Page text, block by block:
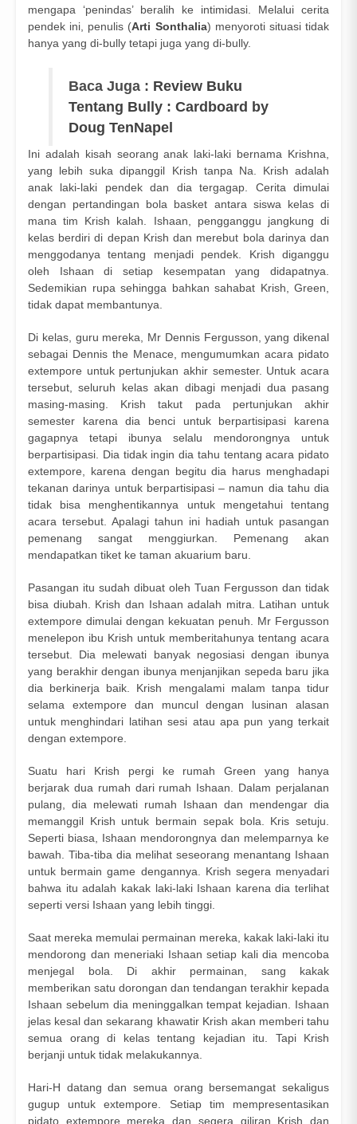
mengapa ‘penindas’ beralih ke intimidasi. Melalui cerita
pendek ini, penulis (Arti Sonthalia) menyoroti situasi tidak
hanya yang di-bully tetapi juga yang di-bully.
Baca Juga : Review Buku
Tentang Bully : Cardboard by
Doug TenNapel
Ini adalah kisah seorang anak laki-laki bernama Krishna,
yang lebih suka dipanggil Krish tanpa Na. Krish adalah
anak laki-laki pendek dan dia tergagap. Cerita dimulai
dengan pertandingan bola basket antara siswa kelas di
mana tim Krish kalah. Ishaan, pengganggu jangkung di
kelas berdiri di depan Krish dan merebut bola darinya dan
menggodanya tentang menjadi pendek. Krish diganggu
oleh Ishaan di setiap kesempatan yang didapatnya.
Sedemikian rupa sehingga bahkan sahabat Krish, Green,
tidak dapat membantunya.
Di kelas, guru mereka, Mr Dennis Fergusson, yang dikenal
sebagai Dennis the Menace, mengumumkan acara pidato
extempore untuk pertunjukan akhir semester. Untuk acara
tersebut, seluruh kelas akan dibagi menjadi dua pasang
masing-masing. Krish takut pada pertunjukan akhir
semester karena dia benci untuk berpartisipasi karena
gagapnya tetapi ibunya selalu mendorongnya untuk
berpartisipasi. Dia tidak ingin dia tahu tentang acara pidato
extempore, karena dengan begitu dia harus menghadapi
tekanan darinya untuk berpartisipasi – namun dia tahu dia
tidak bisa menghentikannya untuk mengetahui tentang
acara tersebut. Apalagi tahun ini hadiah untuk pasangan
pemenang sangat menggiurkan. Pemenang akan
mendapatkan tiket ke taman akuarium baru.
Pasangan itu sudah dibuat oleh Tuan Fergusson dan tidak
bisa diubah. Krish dan Ishaan adalah mitra. Latihan untuk
extempore dimulai dengan kekuatan penuh. Mr Fergusson
menelepon ibu Krish untuk memberitahunya tentang acara
tersebut. Dia melewati banyak negosiasi dengan ibunya
yang berakhir dengan ibunya menjanjikan sepeda baru jika
dia berkinerja baik. Krish mengalami malam tanpa tidur
selama extempore dan muncul dengan lusinan alasan
untuk menghindari latihan sesi atau apa pun yang terkait
dengan extempore.
Suatu hari Krish pergi ke rumah Green yang hanya
berjarak dua rumah dari rumah Ishaan. Dalam perjalanan
pulang, dia melewati rumah Ishaan dan mendengar dia
memanggil Krish untuk bermain sepak bola. Kris setuju.
Seperti biasa, Ishaan mendorongnya dan melemparnya ke
bawah. Tiba-tiba dia melihat seseorang menantang Ishaan
untuk bermain game dengannya. Krish segera menyadari
bahwa itu adalah kakak laki-laki Ishaan karena dia terlihat
seperti versi Ishaan yang lebih tinggi.
Saat mereka memulai permainan mereka, kakak laki-laki itu
mendorong dan meneriaki Ishaan setiap kali dia mencoba
menjegal bola. Di akhir permainan, sang kakak
memberikan satu dorongan dan tendangan terakhir kepada
Ishaan sebelum dia meninggalkan tempat kejadian. Ishaan
jelas kesal dan sekarang khawatir Krish akan memberi tahu
semua orang di kelas tentang kejadian itu. Tapi Krish
berjanji untuk tidak melakukannya.
Hari-H datang dan semua orang bersemangat sekaligus
gugup untuk extempore. Setiap tim mempresentasikan
pidato extempore mereka dan segera giliran Krish dan